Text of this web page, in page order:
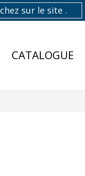
CATALOGUE